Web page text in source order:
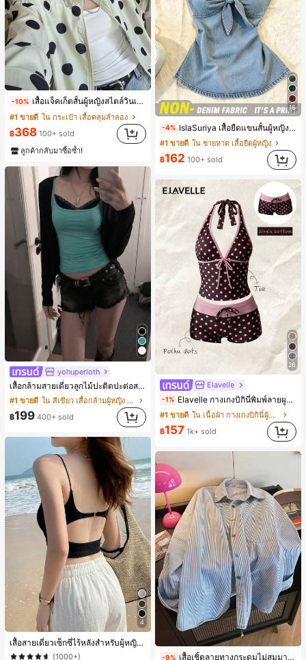
-10% เสื้อแจ็คเก็ตสั้นผู้หญิงสไตล์วินเทจ ลายจุดขนาดใหญ่ คอตั้ง เอวเข้ารูป แขนพอง ทรงหลวม แฟชั่นอเนกประสงค์ สำหรับใส่ประจำวันและไปเที่ยวพักผ่อน
#1 ขายดี ใน กระเป๋า เสื้อคลุมลำลอง
฿368 100+ sold
ลูกค้ากลับมาซื้อซ้ำ!
yohuperloth
เสื้อกล้ามสายเดี่ยวลูกไม้ปะติดปะต่อสไตล์เกาหลี, สุนทรียศาสตร์ Y2K, เสื้อผ้าสตรีทแวร์ลำลองฤดูร้อน
#1 ขายดี
ใน สีเขียว เสื้อกล้ามผู้หญิง & Camis
฿199 400+ sold
4
เสื้อสายเดี่ยวเซ็กซี่ไร้หลังสำหรับผู้หญิงพร้อมบราแบบมีฟองน้ำ, เสื้อกล้ามแขนกุด, เสื้อลำลองสีดำสำหรับฤดูร้อน
(1000+)
16
-4% IslaSuriya เสื้อยืดแขนสั้นผู้หญิงสีพื้นจีบแบบสบายๆอเนกประสงค์สำหรับใส่ประจำวัน
#1 ขายดี ใน ชายหาด เสื้อยืดผู้หญิง
฿162 100+ sold
26
Elavelle
-1% Elavelle กางเกงบิกินี่พิมพ์ลายผูกโบว์เอวสูงสำหรับผู้หญิง, ฤดูใบไม้ผลิ/ฤดูร้อน
#1 ขายดี
ใน เนื้อผ้า กางเกงบิกินี่ผู้หญิง
฿157 1k+ sold
-9% เสื้อเชิ้ตลายทางกระดุมไม่สมมาตรหลวม ๆ สีสันสดใสสำหรับผู้หญิง สไตล์หรูหรา น่ารัก มินิมอล สดใส ใส่ได้ทุกวัน ทำงานได้หลากหลาย สำหรับฤดูใบไม้ผลิ